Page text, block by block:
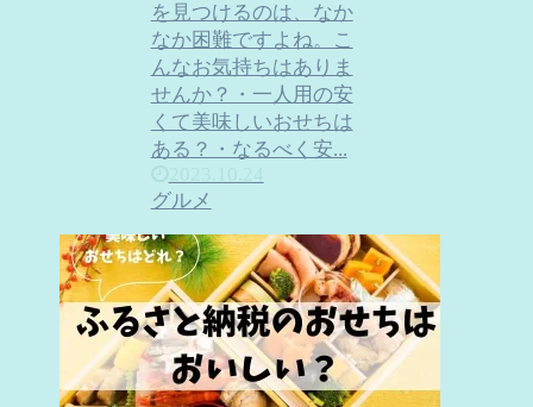
を見つけるのは、なか
なか困難ですよね。こ
んなお気持ちはありま
せんか？・一人用の安
くて美味しいおせちは
ある？・なるべく安...
グルメ